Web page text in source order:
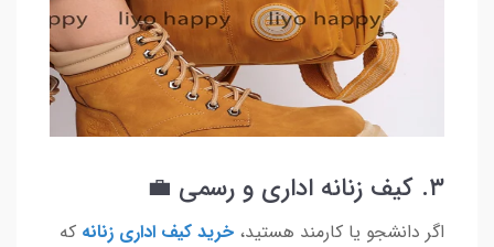
۳. کیف زنانه اداری و رسمی 💼
اگر دانشجو یا کارمند هستید، خرید کیف اداری زنانه که